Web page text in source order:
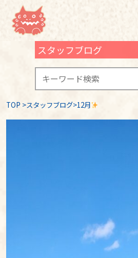
スタッフブログ
TOP >スタッフブログ>12月